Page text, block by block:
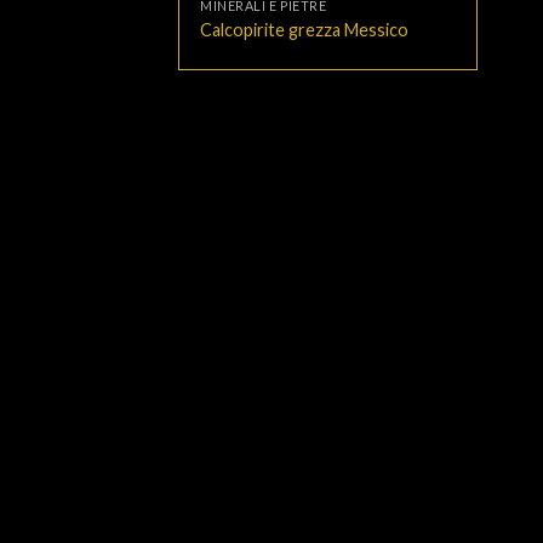
MINERALI E PIETRE
Calcopirite grezza Messico